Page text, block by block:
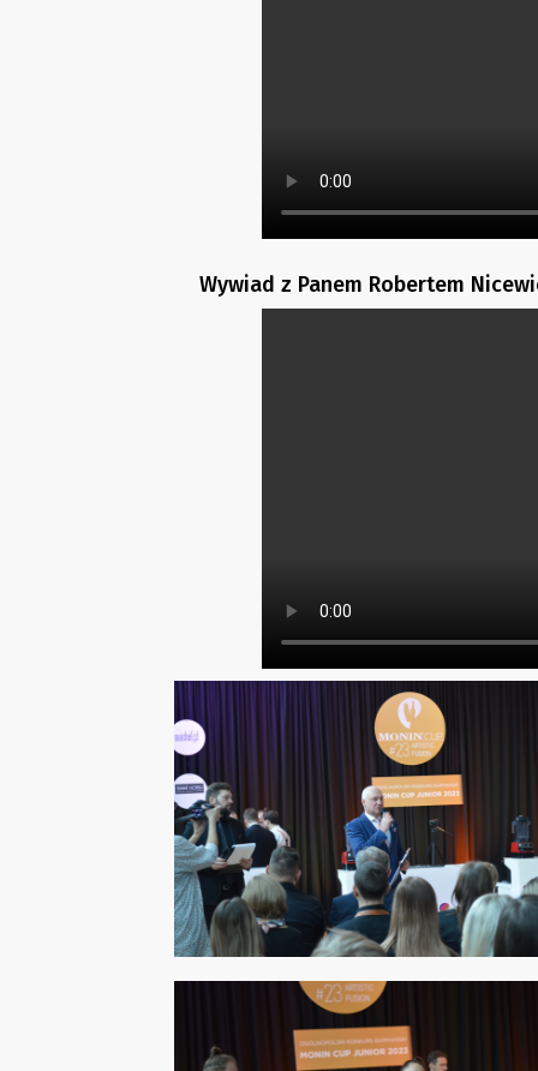
Wywiad z Panem Robertem